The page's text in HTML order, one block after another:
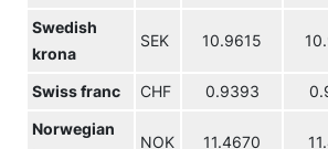
Swedish
krona
SEK 10.9615
Swiss franc CHF 0.9393
Norwegian
NOK 11.4670